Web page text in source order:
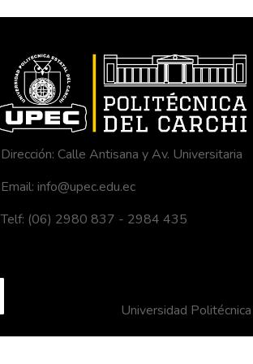
Dirección: Calle Antisana y Av. Universitaria
Email: info@upec.edu.ec
Telf: (06) 2980 837 - 2984 435
Universidad